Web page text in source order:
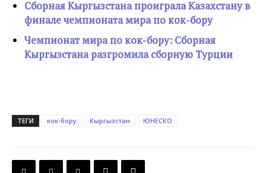
Сборная Кыргызстана проиграла Казахстану в
финале чемпионата мира по кок-бору
Чемпионат мира по кок-бору: Сборная
Кыргызстана разгромила сборную Турции
ТЕГИ кок-бору Кыргызстан ЮНЕСКО